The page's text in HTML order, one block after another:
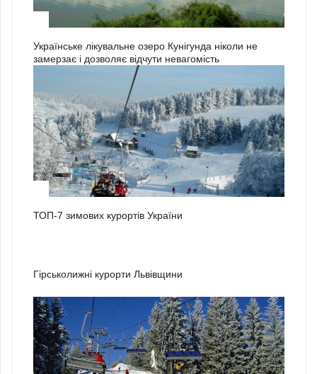
Українське лікувальне озеро Кунігунда ніколи не
замерзає і дозволяє відчути невагомість
ТОП-7 зимових курортів України
Гірськолижні курорти Львівщини